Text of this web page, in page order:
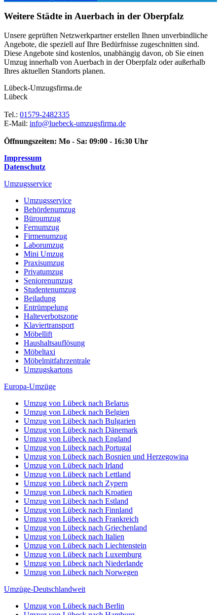
Weitere Städte in Auerbach in der Oberpfalz
Unsere geprüften Netzwerkpartner erstellen Ihnen unverbindliche
Angebote, die speziell auf Ihre Bedürfnisse zugeschnitten sind.
Diese Angebote sind kostenlos, unabhängig davon, ob Sie einen
Umzug innerhalb von Auerbach in der Oberpfalz oder außerhalb
Ihres aktuellen Standorts planen.
Lübeck-Umzugsfirma.de
Lübeck
Tel.: 01579-2482335
E-Mail: info@luebeck-umzugsfirma.de
Öffnungszeiten: Mo - Sa: 09:00 - 16:30 Uhr
Impressum
Datenschutz
Umzugsservice
Umzugsservice
Behördenumzug
Büroumzug
Fernumzug
Firmenumzug
Laborumzug
Mini Umzug
Praxisumzug
Privatumzug
Seniorenumzug
Studentenumzug
Beiladung
Entrümpelung
Halteverbotszone
Klaviertransport
Möbellift
Haushaltsauflösung
Möbeltaxi
Möbelmitfahrzentrale
Umzugskartons
Europa-Umzüge
Umzug von Lübeck nach Belarus
Umzug von Lübeck nach Belgien
Umzug von Lübeck nach Bulgarien
Umzug von Lübeck nach Dänemark
Umzug von Lübeck nach England
Umzug von Lübeck nach Portugal
Umzug von Lübeck nach Bosnien und Herzegowina
Umzug von Lübeck nach Irland
Umzug von Lübeck nach Lettland
Umzug von Lübeck nach Zypern
Umzug von Lübeck nach Kroatien
Umzug von Lübeck nach Estland
Umzug von Lübeck nach Finnland
Umzug von Lübeck nach Frankreich
Umzug von Lübeck nach Griechenland
Umzug von Lübeck nach Italien
Umzug von Lübeck nach Liechtenstein
Umzug von Lübeck nach Luxemburg
Umzug von Lübeck nach Niederlande
Umzug von Lübeck nach Norwegen
Umzüge-Deutschlandweit
Umzug von Lübeck nach Berlin